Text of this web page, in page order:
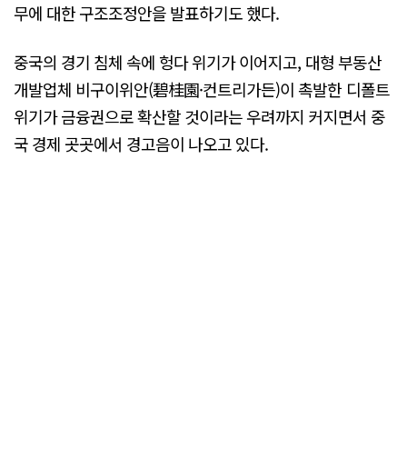
무에 대한 구조조정안을 발표하기도 했다.
중국의 경기 침체 속에 헝다 위기가 이어지고, 대형 부동산
개발업체 비구이위안(碧桂園·컨트리가든)이 촉발한 디폴트
위기가 금융권으로 확산할 것이라는 우려까지 커지면서 중
국 경제 곳곳에서 경고음이 나오고 있다.